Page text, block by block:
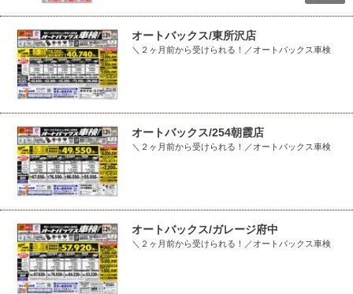
オートバックス/東所沢店
＼２ヶ月前から受けられる！／オートバックス車検
オートバックス/254朝霞店
＼２ヶ月前から受けられる！／オートバックス車検
オートバックス/ガレージ府中
＼２ヶ月前から受けられる！／オートバックス車検